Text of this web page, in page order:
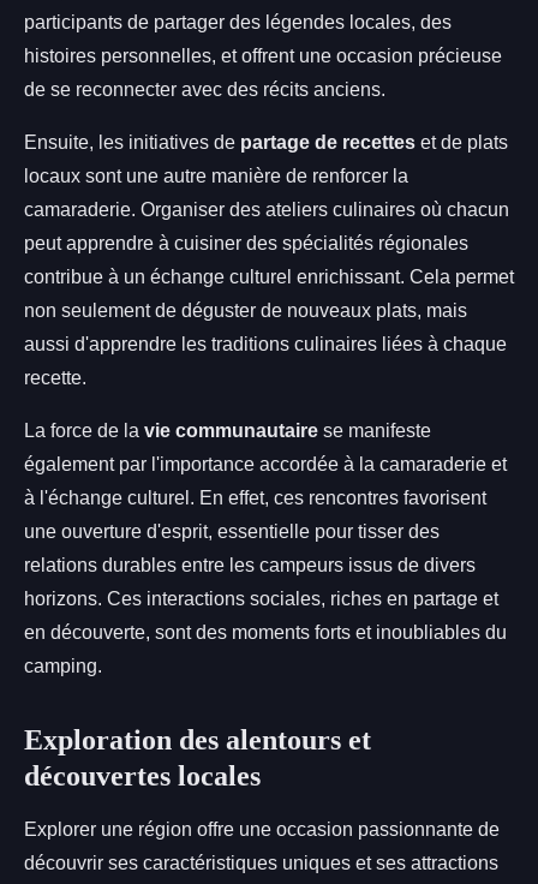
participants de partager des légendes locales, des
histoires personnelles, et offrent une occasion précieuse
de se reconnecter avec des récits anciens.
Ensuite, les initiatives de partage de recettes et de plats
locaux sont une autre manière de renforcer la
camaraderie. Organiser des ateliers culinaires où chacun
peut apprendre à cuisiner des spécialités régionales
contribue à un échange culturel enrichissant. Cela permet
non seulement de déguster de nouveaux plats, mais
aussi d'apprendre les traditions culinaires liées à chaque
recette.
La force de la vie communautaire se manifeste
également par l'importance accordée à la camaraderie et
à l'échange culturel. En effet, ces rencontres favorisent
une ouverture d'esprit, essentielle pour tisser des
relations durables entre les campeurs issus de divers
horizons. Ces interactions sociales, riches en partage et
en découverte, sont des moments forts et inoubliables du
camping.
Exploration des alentours et
découvertes locales
Explorer une région offre une occasion passionnante de
découvrir ses caractéristiques uniques et ses attractions